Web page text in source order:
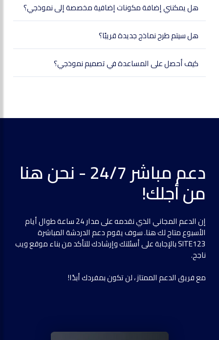
هل يمكنني إضافة مكونات إضافية مخصصة إلى نموذجي؟
هل سيتم طرح نماذج جديدة قريبًا؟
كيف أحصل على المساعدة في تصميم نموذجي؟
دعم مباشر 24/7 - نحن هنا
من أجلك!
إن الدعم المجاني الذي نقدمه على مدار 24 ساعة طوال أيام
الأسبوع متاح لك هنا. سوف يقوم دعم الدردشة المباشرة
SITE123 بالإجابة على أسئلتك وإرشادك للتأكد من بناء موقع ويب
ناجح.
مع فريق الدعم الممتاز ، لن تكون بمفردك أبدًا!